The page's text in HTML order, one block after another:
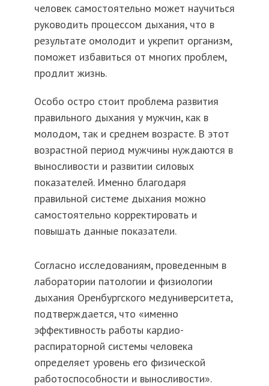
человек самостоятельно может научиться
руководить процессом дыхания, что в
результате омолодит и укрепит организм,
поможет избавиться от многих проблем,
продлит жизнь.
Особо остро стоит проблема развития
правильного дыхания у мужчин, как в
молодом, так и среднем возрасте. В этот
возрастной период мужчины нуждаются в
выносливости и развитии силовых
показателей. Именно благодаря
правильной системе дыхания можно
самостоятельно корректировать и
повышать данные показатели.
Согласно исследованиям, проведенным в
лаборатории патологии и физиологии
дыхания Оренбургского медуниверситета,
подтверждается, что «именно
эффективность работы кардио-
распираторной системы человека
определяет уровень его физической
работоспособности и выносливости».